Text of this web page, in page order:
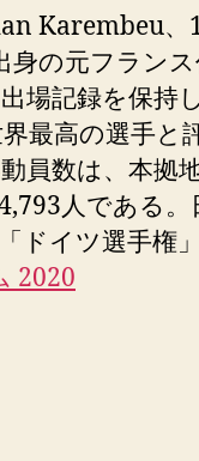
Karembeu、
身の元フラン
場記録を保持
最高の選手と
員数は、本拠
人である。
ドイツ選手権
2020